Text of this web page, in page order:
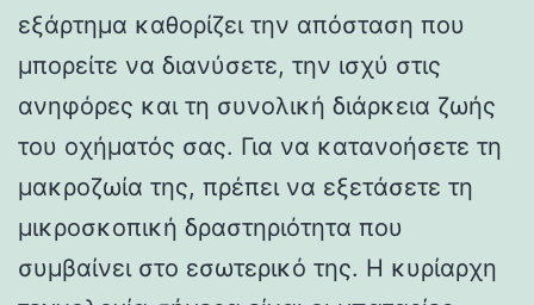
εξάρτημα καθορίζει την απόσταση που
μπορείτε να διανύσετε, την ισχύ στις
ανηφόρες και τη συνολική διάρκεια ζωής
του οχήματός σας. Για να κατανοήσετε τη
μακροζωία της, πρέπει να εξετάσετε τη
μικροσκοπική δραστηριότητα που
συμβαίνει στο εσωτερικό της. Η κυρίαρχη